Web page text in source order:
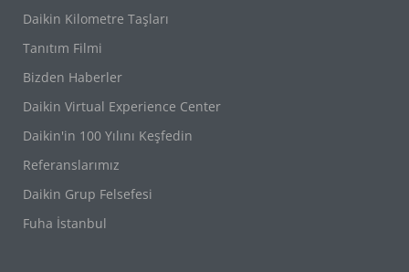
Daikin Kilometre Taşları
Tanıtım Filmi
Bizden Haberler
Daikin Virtual Experience Center
Daikin'in 100 Yılını Keşfedin
Referanslarımız
Daikin Grup Felsefesi
Fuha İstanbul